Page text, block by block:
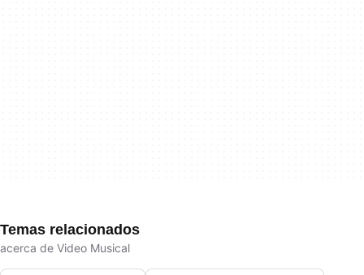
Temas relacionados
acerca de Video Musical